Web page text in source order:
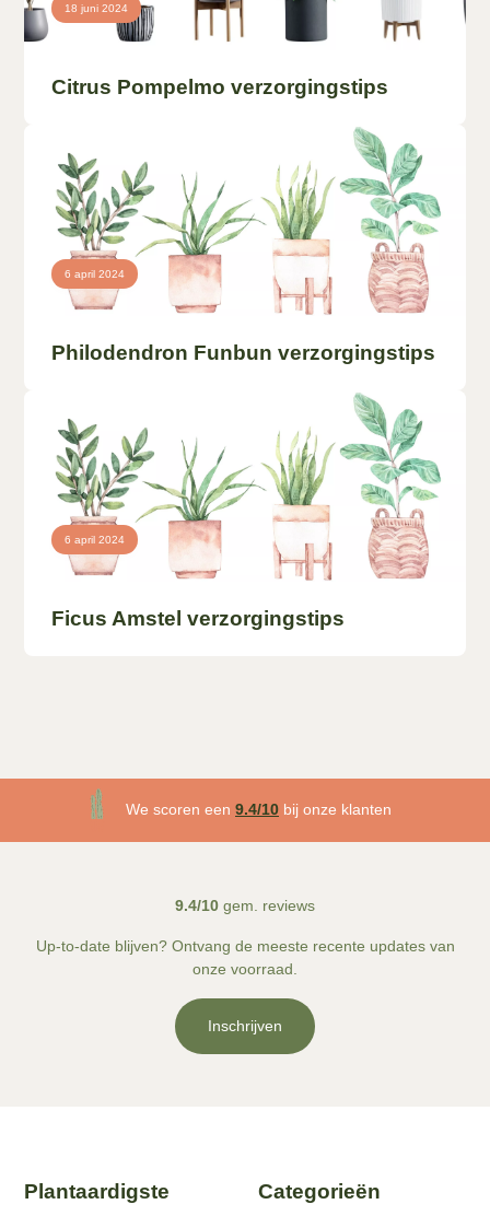
18 juni 2024
Citrus Pompelmo verzorgingstips
6 april 2024
Philodendron Funbun verzorgingstips
6 april 2024
Ficus Amstel verzorgingstips
We scoren een 9.4/10 bij onze klanten
9.4/10 gem. reviews
Up-to-date blijven? Ontvang de meeste recente updates van
onze voorraad.
Inschrijven
Plantaardigste Categorieën